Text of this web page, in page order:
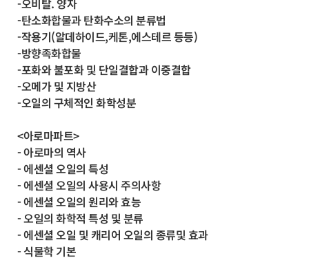
-오비탈. 양자
-탄소화합물과 탄화수소의 분류법
-작용기(알데하이드,케톤,에스테르 등등)
-방향족화합물
-포화와 불포화 및 단일결합과 이중결합
-오메가 및 지방산
-오일의 구체적인 화학성분
<아로마파트>
- 아로마의 역사
- 에센셜 오일의 특성
- 에센셜 오일의 사용시 주의사항
- 에센셜 오일의 원리와 효능
- 오일의 화학적 특성 및 분류
- 에센셜 오일 및 캐리어 오일의 종류및 효과
- 식물학 기본